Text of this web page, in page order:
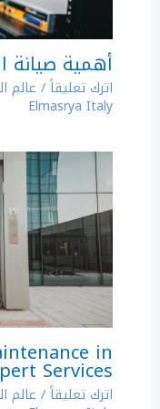
أهمية صيانة
اترك تعليقاً/ عالم
Elmasrya Italy
in
Services
اترك تعليقاً/ عالم